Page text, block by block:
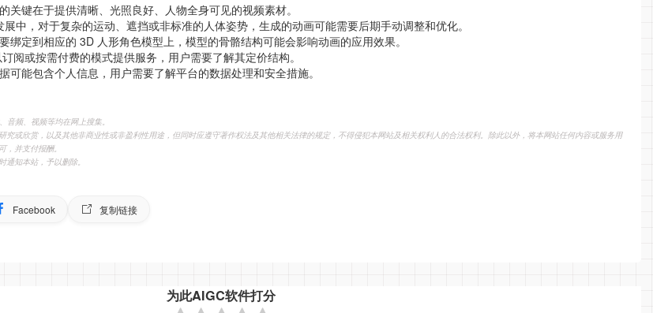
关键在于提供清晰、光照良好、人物全身可见的视频素材。
中，对于复杂的运动、遮挡或非标准的人体姿势，生成的动画可能需要后期手动调整和优化。
绑定到相应的 3D 人形角色模型上，模型的骨骼结构可能会影响动画的应用效果。
阅或按需付费的模式提供服务，用户需要了解其定价结构。
可能包含个人信息，用户需要了解平台的数据处理和安全措施。
音频、视频等均在网上搜集。
究或欣赏，以及其他非商业性或非盈利性用途，但同时应遵守著作权法及其他相关法律的规定，不得侵犯本网站及相关权利人的合法权利。除此以外，将本网站任何内容或服务用
并支付报酬。
知本站，予以删除。
Facebook 复制链接
为此AIGC软件打分